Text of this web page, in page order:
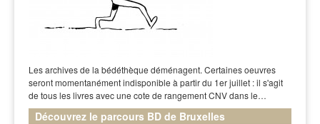
Les archives de la bédéthèque déménagent. Certaines oeuvres
seront momentanément indisponible à partir du 1er juillet : il s'agit
de tous les livres avec une cote de rangement CNV dans le…
Découvrez le parcours BD de Bruxelles